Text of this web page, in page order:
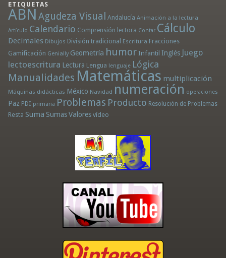
ETIQUETAS
ABN Agudeza Visual Andalucía Animación a la lectura
Artículo Calendario Comprensión lectora Contar Cálculo
Decimales Dibujos División tradicional Escritura Fracciones
Gamificación Genially Geometría humor Infantil Inglés Juego
lectoescritura Lectura Lengua lenguaje Lógica
Manualidades Matemáticas multiplicación
Máquinas didácticas México Navidad numeración operaciones
Paz PDI primaria Problemas Producto Resolución de Problemas
Resta Suma Sumas Valores vídeo